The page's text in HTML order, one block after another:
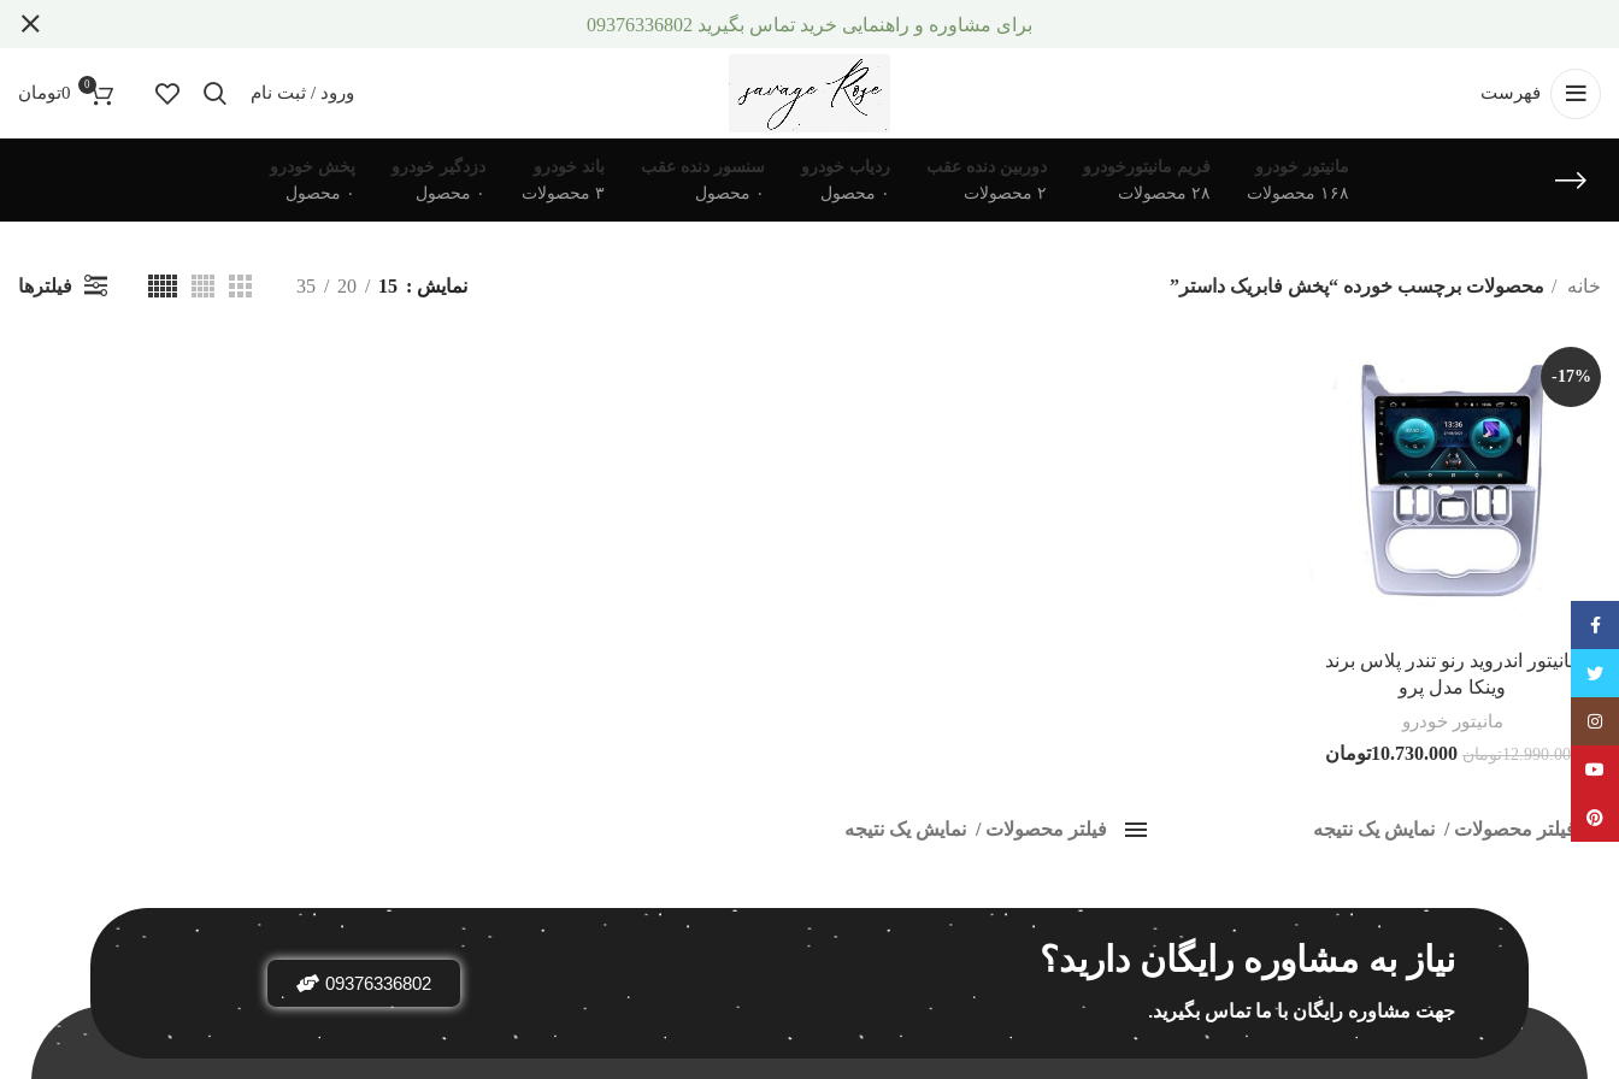
فهرست ورود / ثبت نام 0
0تومان
مانیتور خودرو
۱۶۸ محصولات
فریم مانیتورخودرو
۲۸ محصولات
دوربین دنده عقب
۲ محصولات
ردیاب خودرو
۰ محصول
سنسور دنده عقب
۰ محصول
باند خودرو
۳ محصولات
دزدگیر خودرو
۰ محصول
پخش خودرو
۰ محصول
خانه محصولات برچسب خورده “پخش فابریک داستر” نمایش 15
20
35 فیلترها
-17%
مانیتور اندروید رنو تندر پلاس برند
وینکا مدل پرو
مانیتور خودرو
12.990.000تومان 10.730.000تومان
فیلتر محصولات
نمایش یک نتیجه
فقط نمایش محصولات فروش فقط موجود در انبار
فیلتر محصولات نمایش یک نتیجه
قیمت گذاری مرتب سازی بر اساس
محبوبیت
نیاز به مشاوره رایگان دارید؟
جهت مشاوره رایگان با ما تماس بگیرید.
09376336802
برای مشاوره و راهنمایی خرید تماس بگیرید 09376336802
تویتر
Instagram
Pinterest